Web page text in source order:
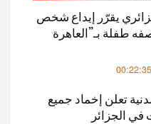
يقرّر إيداع شخص
طفلة بـ”العاهرة
تعلن إخماد جميع
في الجزائر